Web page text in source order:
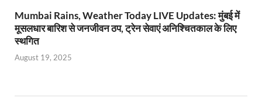
Mumbai Rains, Weather Today LIVE Updates: मुंबई में
मूसलधार बारिश से जनजीवन ठप, ट्रेन सेवाएं अनिश्चितकाल के लिए
स्थगित
August 19, 2025